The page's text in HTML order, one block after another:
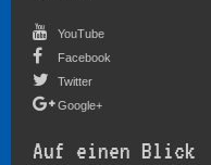
YouTube
Facebook
Twitter
Google+
Auf einen Blick